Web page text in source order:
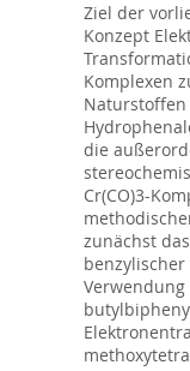
Ziel der
Konzept
Komplexen
die
Cr(CO)3-
zunächst